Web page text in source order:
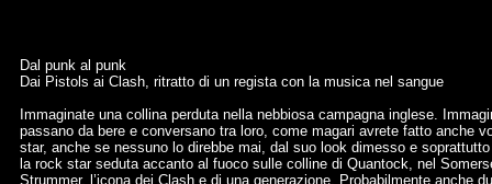
Dal punk al punk
Dai Pistols ai Clash, ritratto di un regista con la musica nel sangue
Immaginate una collina perduta nella nebbiosa campagna inglese.
passano da bere e conversano tra loro, come magari avrete fatto anche
star, anche se nessuno lo direbbe mai, dal suo look dimesso e
la rock star seduta accanto al fuoco sulle colline di Quantock, nel
Strummer, l’icona dei Clash e di una generazione. Probabilmente anche